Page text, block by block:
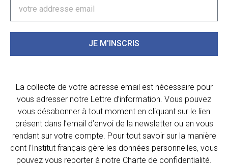
JE M'INSCRIS
La collecte de votre adresse email est nécessaire pour
vous adresser notre Lettre d’information. Vous pouvez
vous désabonner à tout moment en cliquant sur le lien
présent dans l’email d’envoi de la newsletter ou en vous
rendant sur votre compte. Pour tout savoir sur la manière
dont l’Institut français gère les données personnelles, vous
pouvez vous reporter à notre Charte de confidentialité.